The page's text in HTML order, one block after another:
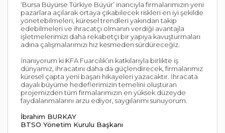
‘Bursa Büyürse Türkiye Büyür’ inancıyla firmalarımızın yeni
pazarlara açılarak ortaya çıkabilecek riskleri en iyi şekilde
yönetebilmeleri, küresel trendleri yakından takip
edebilmeleri ve ihracatçı olmanın verdiği avantajla
işletmelerimizi daha rekabetçi bir yapıya kavuşturmaları
adına çalışmalarımızı hız kesmeden sürdüreceğiz.
İnanıyorum ki KFA Fuarcılık’ın katkılarıyla birlikte iş
dünyamız, ihracatını daha da güçlendirecek, firmalarımız
küresel çapta yeni başarı hikayeleri yazacaktır. İhracata
dayalı büyüme hedeflerimizin temelini oluşturan
projemizden tüm firmalarımızın en yüksek düzeyde
faydalanmalarını arzu ediyor, saygılarımı sunuyorum.
İbrahim BURKAY
BTSO Yönetim Kurulu Başkanı